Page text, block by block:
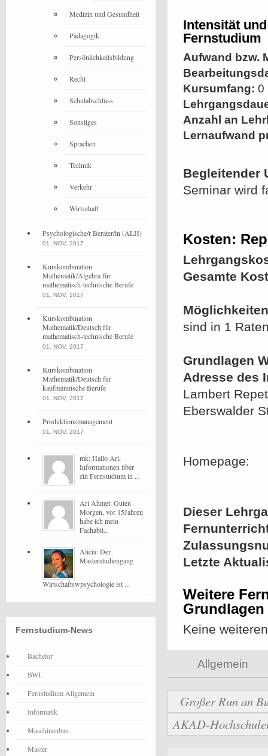
Intensität
Fernstudium
Aufwand bzw.
Kursumfang: 0
Anzahl an
Lernaufwand
Begleitender
Seminar wird
Kosten:
Gesamte
sind in 1
Grundlagen
Adresse des
Lambert
Eberswalder
Homepage:
Dieser
Letzte
Weitere
Grundlagen
Keine
Allgemein
Großer Run an
AKAD-
Medizin und Gesundheit
Pädagogik
Persönlichkeitsbildung
Recht
Schulabschluss
Sonstiges
Sprachen
Technik
Verkehr
Wirtschaft
Psychologische/r Berater/in (ALH)
01. NOV, 2017
Kurskombination
Mathematik/Algebra für
mathematisch-technische Berufe
01. NOV, 2017
Kurskombination
Mathematik/Deutsch für
mathematisch-technische Berufe
01. NOV, 2017
Kurskombination
Mathematik/Deutsch für
kaufmännische Berufe
01. NOV, 2017
Produktionsmanagement
01. NOV, 2017
mk: Hallo Ari,
Informationen über
ein Fernstudium in ...
Ari Ahmet: Guten
Morgen, vor 15Jahren
habe ich mein
Fachabit...
Alicia: Der
Masterstudiengang
Wirtschaftswpsychologie ist ...
Fernstudium-News
Bachelor
BWL
Fernstudium Allgemein
Informatik
Maschinenbau
Master